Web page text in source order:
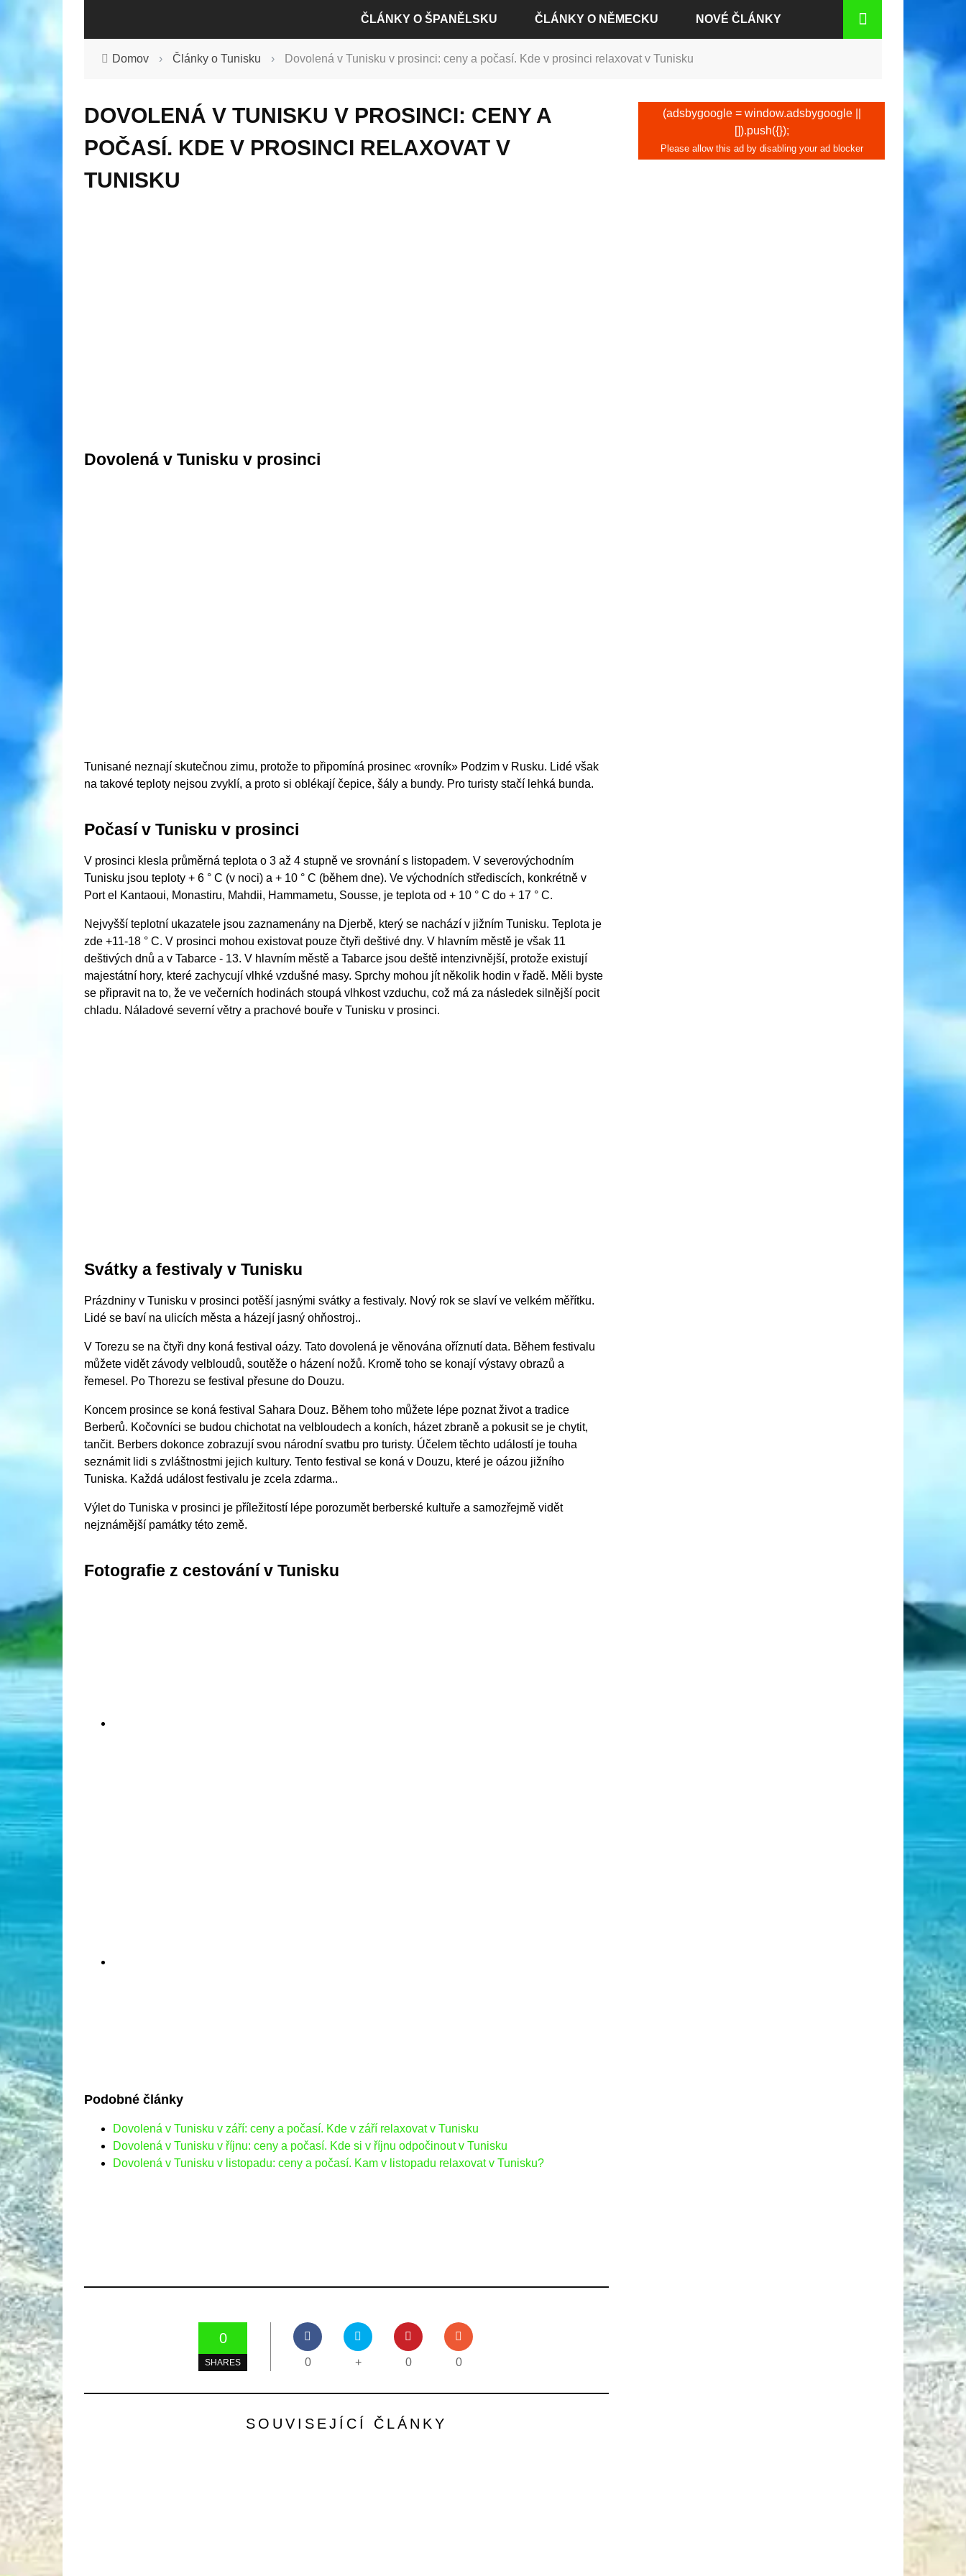
ČLÁNKY O ŠPANĚLSKU
ČLÁNKY O BARCELONĚ
ČLÁNKY O MADRIDU
ČLÁNKY O NĚMECKU
ČLÁNKY O BERLÍNĚ
NOVÉ ČLÁNKY
Domov › Články o Tunisku › Dovolená v Tunisku v prosinci: ceny a počasí. Kde v prosinci relaxovat v Tunisku
DOVOLENÁ V TUNISKU V PROSINCI: CENY A
POČASÍ. KDE V PROSINCI RELAXOVAT V
TUNISKU
Dovolená v Tunisku v prosinci
Tunisané neznají skutečnou zimu, protože to připomíná prosinec «rovník» Podzim v Rusku. Lidé však
na takové teploty nejsou zvyklí, a proto si oblékají čepice, šály a bundy. Pro turisty stačí lehká bunda.
Počasí v Tunisku v prosinci
V prosinci klesla průměrná teplota o 3 až 4 stupně ve srovnání s listopadem. V severovýchodním
Tunisku jsou teploty + 6 ° C (v noci) a + 10 ° C (během dne). Ve východních střediscích, konkrétně v
Port el Kantaoui, Monastiru, Mahdii, Hammametu, Sousse, je teplota od + 10 ° C do + 17 ° C.
Nejvyšší teplotní ukazatele jsou zaznamenány na Djerbě, který se nachází v jižním Tunisku. Teplota je
zde +11-18 ° C. V prosinci mohou existovat pouze čtyři deštivé dny. V hlavním městě je však 11
deštivých dnů a v Tabarce - 13. V hlavním městě a Tabarce jsou deště intenzivnější, protože existují
majestátní hory, které zachycují vlhké vzdušné masy. Sprchy mohou jít několik hodin v řadě. Měli byste
se připravit na to, že ve večerních hodinách stoupá vlhkost vzduchu, což má za následek silnější pocit
chladu. Náladové severní větry a prachové bouře v Tunisku v prosinci.
Svátky a festivaly v Tunisku
Prázdniny v Tunisku v prosinci potěší jasnými svátky a festivaly. Nový rok se slaví ve velkém měřítku.
Lidé se baví na ulicích města a házejí jasný ohňostroj..
V Torezu se na čtyři dny koná festival oázy. Tato dovolená je věnována oříznutí data. Během festivalu
můžete vidět závody velbloudů, soutěže o házení nožů. Kromě toho se konají výstavy obrazů a
řemesel. Po Thorezu se festival přesune do Douzu.
Koncem prosince se koná festival Sahara Douz. Během toho můžete lépe poznat život a tradice
Berberů. Kočovníci se budou chichotat na velbloudech a koních, házet zbraně a pokusit se je chytit,
tančit. Berbers dokonce zobrazují svou národní svatbu pro turisty. Účelem těchto událostí je touha
seznámit lidi s zvláštnostmi jejich kultury. Tento festival se koná v Douzu, které je oázou jižního
Tuniska. Každá událost festivalu je zcela zdarma..
Výlet do Tuniska v prosinci je příležitostí lépe porozumět berberské kultuře a samozřejmě vidět
nejznámější památky této země.
Fotografie z cestování v Tunisku
Podobné články
Dovolená v Tunisku v září: ceny a počasí. Kde v září relaxovat v Tunisku
Dovolená v Tunisku v říjnu: ceny a počasí. Kde si v říjnu odpočinout v Tunisku
Dovolená v Tunisku v listopadu: ceny a počasí. Kam v listopadu relaxovat v Tunisku?
0
SHARES 0 + 0 0
SOUVISEJÍCÍ ČLÁNKY
(adsbygoogle = window.adsbygoogle ||
[]).push({});